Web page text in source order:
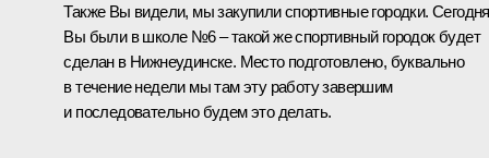
Также Вы видели, мы закупили спортивные городки. Сегодня
Вы были в школе №6 – такой же спортивный городок будет
сделан в Нижнеудинске. Место подготовлено, буквально
в течение недели мы там эту работу завершим
и последовательно будем это делать.